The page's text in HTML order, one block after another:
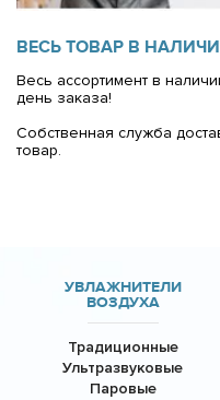
ВЕСЬ ТОВАР В
Весь ассортимент в
день заказа!
Cобственная служба
товар.
УВЛАЖНИТЕЛИ
ВОЗДУХА
Традиционные
Ультразвуковые
Паровые